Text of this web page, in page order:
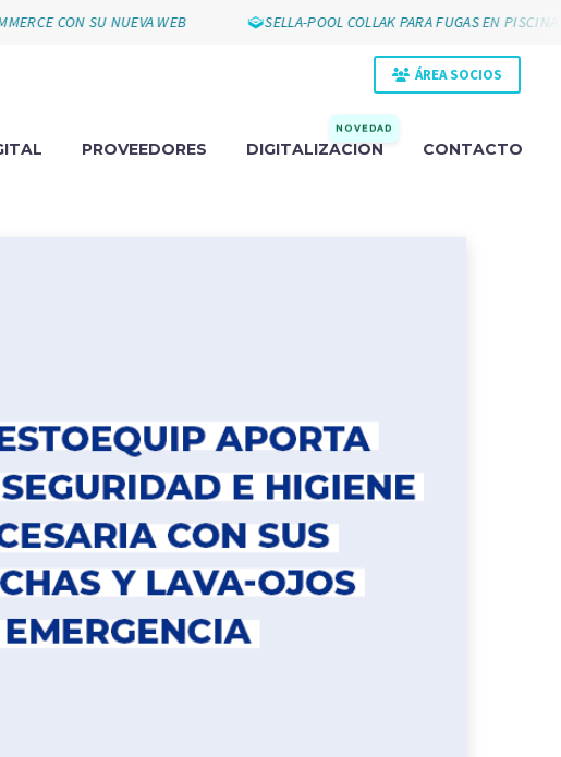
CON SU NUEVA WEB SELLA-POOL COLLAK PARA FUGAS EN PISCINAS
ÁREA SOCIOS
PROVEEDORES DIGITALIZACIÓN
NOVEDAD
CONTACTO